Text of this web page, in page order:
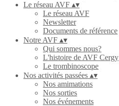
Le réseau AVF ▴▾
Le réseau AVF
Newsletter
Documents de référence
Notre AVF ▴▾
Qui sommes nous?
L'histoire de AVF Cergy
Le trombinoscope
Nos activités passées ▴▾
Nos amimations
Nos sorties
Nos événements